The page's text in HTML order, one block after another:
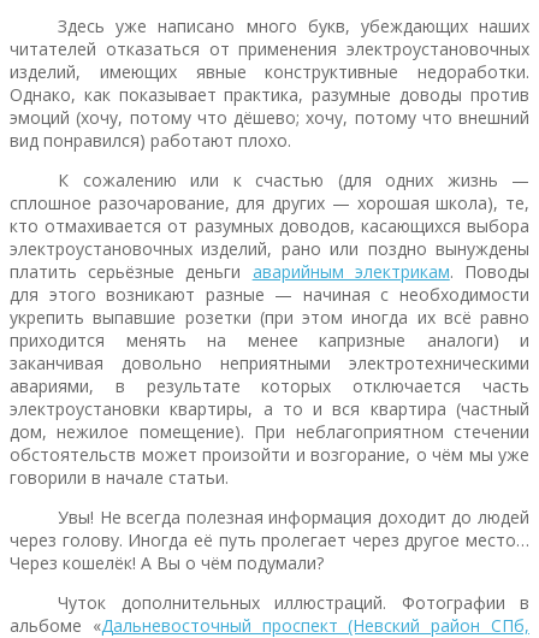
Здесь уже написано много букв, убеждающих наших
читателей отказаться от применения электроустановочных
изделий, имеющих явные конструктивные недоработки.
Однако, как показывает практика, разумные доводы против
эмоций (хочу, потому что дёшево; хочу, потому что внешний
вид понравился) работают плохо.
К сожалению или к счастью (для одних жизнь —
сплошное разочарование, для других — хорошая школа), те,
кто отмахивается от разумных доводов, касающихся выбора
электроустановочных изделий, рано или поздно вынуждены
платить серьёзные деньги аварийным электрикам. Поводы
для этого возникают разные — начиная с необходимости
укрепить выпавшие розетки (при этом иногда их всё равно
приходится менять на менее капризные аналоги) и
заканчивая довольно неприятными электротехническими
авариями, в результате которых отключается часть
электроустановки квартиры, а то и вся квартира (частный
дом, нежилое помещение). При неблагоприятном стечении
обстоятельств может произойти и возгорание, о чём мы уже
говорили в начале статьи.
Увы! Не всегда полезная информация доходит до людей
через голову. Иногда её путь пролегает через другое место…
Через кошелёк! А Вы о чём подумали?
Чуток дополнительных иллюстраций. Фотографии в
альбоме «Дальневосточный проспект (Невский район СПб,